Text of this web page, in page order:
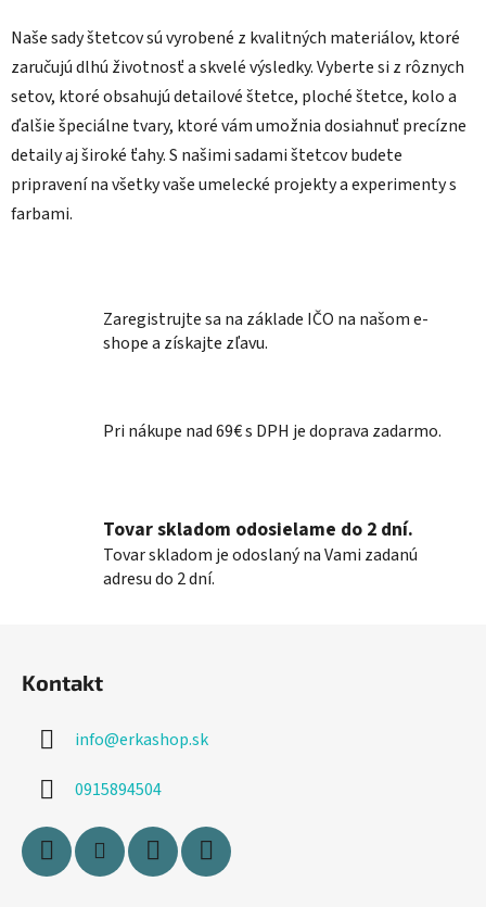
l
á
d
a
c
i
p
v
ý
u
Naše sady štetcov sú vyrobené z kvalitných materiálov, ktoré
zaručujú dlhú životnosť a skvelé výsledky. Vyberte si z rôznych
setov, ktoré obsahujú detailové štetce, ploché štetce, kolo a
ďalšie špeciálne tvary, ktoré vám umožnia dosiahnuť precízne
detaily aj široké ťahy. S našimi sadami štetcov budete
pripravení na všetky vaše umelecké projekty a experimenty s
farbami.
Zaregistrujte sa na základe IČO na našom e-
shope a získajte zľavu.
Pri nákupe nad 69€ s DPH je doprava zadarmo.
Tovar skladom odosielame do 2 dní.
Tovar skladom je odoslaný na Vami zadanú
adresu do 2 dní.
Kontakt
info@erkashop.sk
0915894504